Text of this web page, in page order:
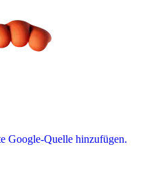
Google-Quelle hinzufügen.